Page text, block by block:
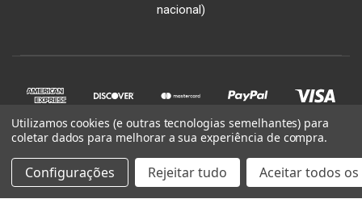
nacional)
© 2026 LindenTea Yarn Store
Utilizamos cookies (e outras tecnologias semelhantes) para
coletar dados para melhorar a sua experiência de compra.
Configurações Rejeitar tudo Aceitar todos